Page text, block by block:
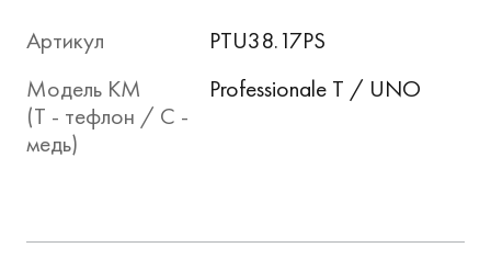
Артикул
PTU38.17PS
Модель КМ
(T - тефлон / C -
медь)
Professionale T / UNO